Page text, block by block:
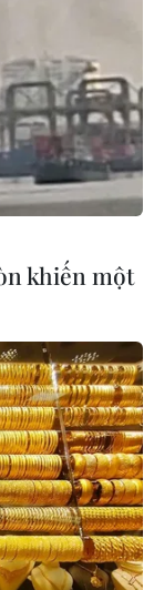
#Tai nạn
khiến một